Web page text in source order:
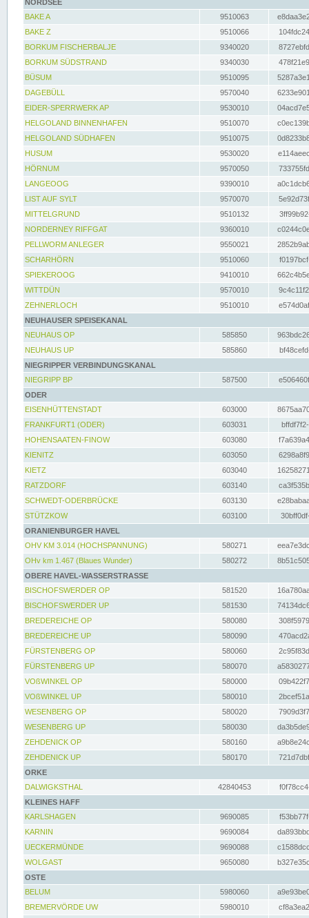
NORDSEE
BAKE A
9510063
BAKE Z
9510066
BORKUM FISCHERBALJE
9340020
BORKUM SÜDSTRAND
9340030
BÜSUM
9510095
DAGEBÜLL
9570040
EIDER-SPERRWERK AP
9530010
HELGOLAND BINNENHAFEN
9510070
HELGOLAND SÜDHAFEN
9510075
HUSUM
9530020
HÖRNUM
9570050
LANGEOOG
9390010
LIST AUF SYLT
9570070
MITTELGRUND
9510132
NORDERNEY RIFFGAT
9360010
PELLWORM ANLEGER
9550021
SCHARHÖRN
9510060
SPIEKEROOG
9410010
WITTDÜN
9570010
ZEHNERLOCH
9510010
NEUHAUSER SPEISEKANAL
NEUHAUS OP
585850
NEUHAUS UP
585860
NIEGRIPPER VERBINDUNGSKANAL
NIEGRIPP BP
587500
ODER
EISENHÜTTENSTADT
603000
FRANKFURT1 (ODER)
603031
HOHENSAATEN-FINOW
603080
KIENITZ
603050
KIETZ
603040
RATZDORF
603140
SCHWEDT-ODERBRÜCKE
603130
STÜTZKOW
603100
ORANIENBURGER HAVEL
OHV KM 3.014 (HOCHSPANNUNG)
580271
OHv km 1.467 (Blaues Wunder)
580272
OBERE HAVEL-WASSERSTRASSE
BISCHOFSWERDER OP
581520
BISCHOFSWERDER UP
581530
BREDEREICHE OP
580080
BREDEREICHE UP
580090
FÜRSTENBERG OP
580060
FÜRSTENBERG UP
580070
VOßWINKEL OP
580000
VOßWINKEL UP
580010
WESENBERG OP
580020
WESENBERG UP
580030
ZEHDENICK OP
580160
ZEHDENICK UP
580170
ORKE
DALWIGKSTHAL
42840453
KLEINES HAFF
KARLSHAGEN
9690085
KARNIN
9690084
UECKERMÜNDE
9690088
WOLGAST
9650080
OSTE
BELUM
5980060
BREMERVÖRDE UW
5980010